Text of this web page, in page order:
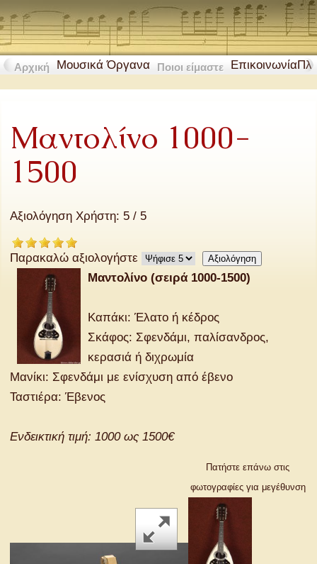
Αρχική Μουσικά Όργανα Ποιοι είμαστε Επικοινωνία
Mαντολίνο 1000-
1500
Αξιολόγηση Χρήστη: 5 / 5
Παρακαλώ αξιολογήστε
Μαντολίνο (σειρά 1000-1500)
Καπάκι: Έλατο ή κέδρος
Σκάφος: Σφενδάμι, παλίσανδρος,
κερασιά ή διχρωμία
Μανίκι: Σφενδάμι με ενίσχυση από έβενο
Ταστιέρα: Έβενος
Ενδεικτική τιμή: 1000 ως 1500€
Πατήστε επάνω στις
φωτογραφίες για μεγέθυνση